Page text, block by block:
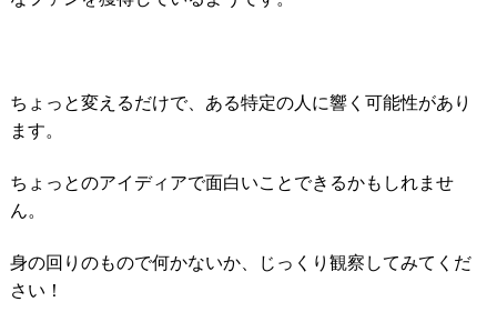
ちょっと変えるだけで、ある特定の人に響く可能性があり
ます。
ちょっとのアイディアで面白いことできるかもしれませ
ん。
身の回りのもので何かないか、じっくり観察してみてくだ
さい！